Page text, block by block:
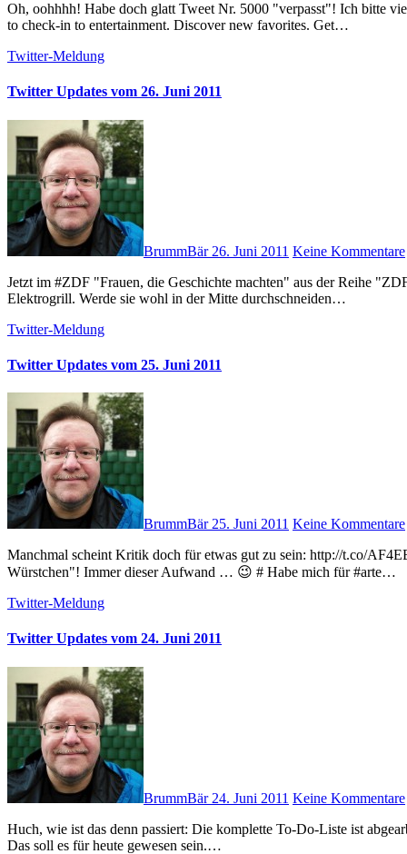
Oh, oohhhh! Habe doch glatt Tweet Nr. 5000 "verpasst"! Ich bitte vielmals bei diesem Tweet um Entschuldigung! # I am using @GetGlue
to check-in to entertainment. Discover new favorites. Get…
Twitter-Meldung
Twitter Updates vom 26. Juni 2011
BrummBär 26. Juni 2011 Keine Kommentare
Jetzt im #ZDF "Frauen, die Geschichte machten" aus der Reihe "ZDF History". # Mist, die lange Würstchen passen nicht ganz auf den
Elektrogrill. Werde sie wohl in der Mitte durchschneiden…
Twitter-Meldung
Twitter Updates vom 25. Juni 2011
BrummBär 25. Juni 2011 Keine Kommentare
Manchmal scheint Kritik doch für etwas gut zu sein: http://t.co/AF4EB7L # Sollte mir eines meiner Lieblingsessen machen: "Pommes mit
Würstchen"! Immer dieser Aufwand … 😉 # Habe mich für #arte…
Twitter-Meldung
Twitter Updates vom 24. Juni 2011
BrummBär 24. Juni 2011 Keine Kommentare
Huch, wie ist das denn passiert: Die komplette To-Do-Liste ist abgearbeitet (bis auf die Sachen, wo ich auf andere warten muss)! Coool! #
Das soll es für heute gewesen sein.…